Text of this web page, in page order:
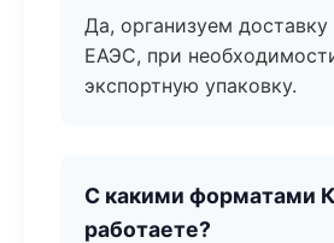
Да, организуем
ЕАЭС, при
экспортную упаковку.
С какими форматами
работаете?